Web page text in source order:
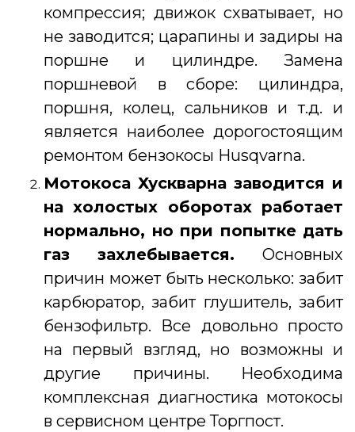
компрессия; движок схватывает, но
не заводится; царапины и задиры на
поршне и цилиндре. Замена
поршневой в сборе: цилиндра,
поршня, колец, сальников и т.д. и
является наиболее дорогостоящим
ремонтом бензокосы Husqvarna.
Мотокоса Хускварна заводится и
на холостых оборотах работает
нормально, но при попытке дать
газ захлебывается. Основных
причин может быть несколько: забит
карбюратор, забит глушитель, забит
бензофильтр. Все довольно просто
на первый взгляд, но возможны и
другие причины. Необходима
комплексная диагностика мотокосы
в сервисном центре Торгпост.